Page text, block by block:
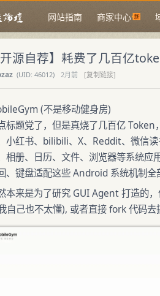
网站指南 商家中心
开源自荐】耗费了几百亿
(UID: 46012) 2月前
[复制链接]
(不是移动健身房)
标题党了，但是真烧了几百亿
小红书、bilibili、X、Reddit、微信
相册、日历、文件、浏览器等系统
、键盘适配这些 Android 系统机制全
本来是为了研究 GUI Agent 打造的
自己也不太懂), 或者直接 fork 代码